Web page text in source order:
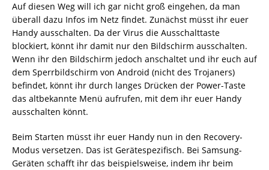
Auf diesen Weg will ich gar nicht groß eingehen, da man
überall dazu Infos im Netz findet. Zunächst müsst ihr euer
Handy ausschalten. Da der Virus die Ausschalttaste
blockiert, könnt ihr damit nur den Bildschirm ausschalten.
Wenn ihr den Bildschirm jedoch anschaltet und ihr euch auf
dem Sperrbildschirm von Android (nicht des Trojaners)
befindet, könnt ihr durch langes Drücken der Power-Taste
das altbekannte Menü aufrufen, mit dem ihr euer Handy
ausschalten könnt.
Beim Starten müsst ihr euer Handy nun in den Recovery-
Modus versetzen. Das ist Gerätespezifisch. Bei Samsung-
Geräten schafft ihr das beispielsweise, indem ihr beim